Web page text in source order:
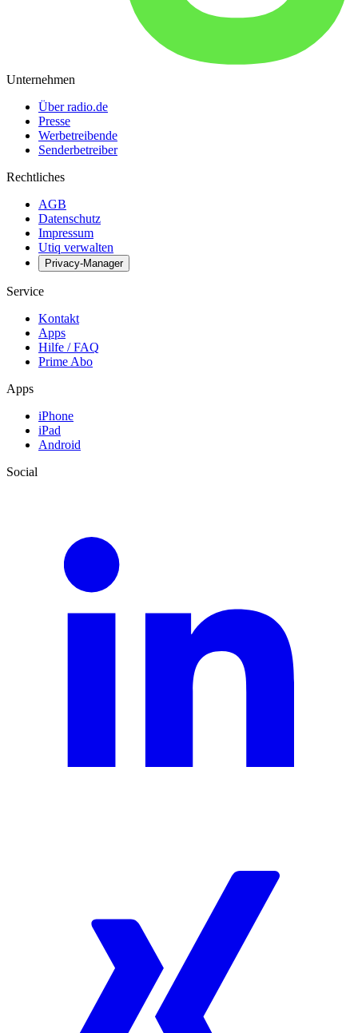
Unternehmen
Über radio.de
Presse
Werbetreibende
Senderbetreiber
Rechtliches
AGB
Datenschutz
Impressum
Utiq verwalten
Privacy-Manager
Service
Kontakt
Apps
Hilfe / FAQ
Prime Abo
Apps
iPhone
iPad
Android
Social